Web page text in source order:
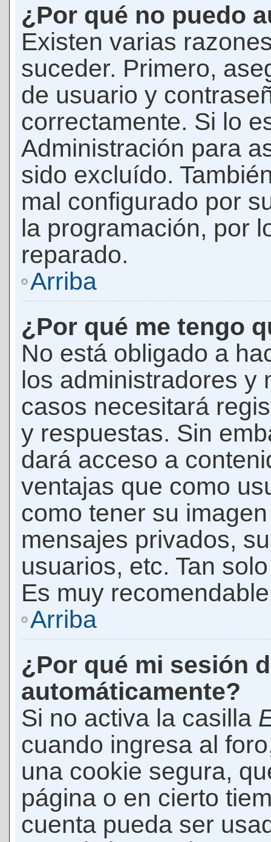
¿Por qué no puedo
Existen varias
suceder. Primero,
de usuario y
correctamente. Si lo
Administración para
sido excluído.
mal configurado por
la programación, por
reparado.
Arriba
¿Por qué me tengo
No está obligado a
los administradores y
casos necesitará
y respuestas. Sin
dará acceso a
ventajas que como
como tener su
mensajes privados,
usuarios, etc. Tan
Es muy
Arriba
¿Por qué mi sesión
automáticamente?
Si no activa la casilla
cuando ingresa al
una cookie segura,
página o en cierto
cuenta pueda ser